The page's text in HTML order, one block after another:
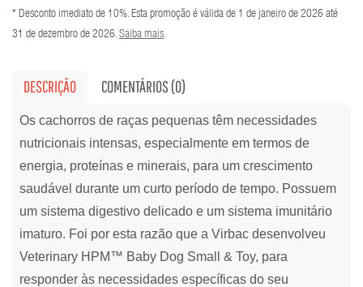
* Desconto imediato de 10%. Esta promoção é válida de 1 de janeiro de 2026 até
31 de dezembro de 2026.Saiba mais.
DESCRIÇÃO COMENTÁRIOS (0)
Os cachorros de raças pequenas têm necessidades
nutricionais intensas, especialmente em termos de
energia, proteínas e minerais, para um crescimento
saudável durante um curto período de tempo. Possuem
um sistema digestivo delicado e um sistema imunitário
imaturo. Foi por esta razão que a Virbac desenvolveu
Veterinary HPM™ Baby Dog Small & Toy, para
responder às necessidades específicas do seu